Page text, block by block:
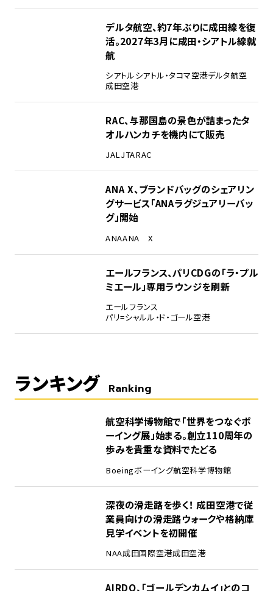
デルタ航空、約7年ぶりに成田線を復
活。2027年3月に成田・シアトル線就
航
シアトルシアトル・タコマ空港デルタ航空
成田空港
RAC、与那国島の景色が詰まったタ
オルハンカチを機内にて販売
JALJTARAC
ANA X、ブランドバッグのシェアリン
グサービス「ANAラグジュアリーバッ
グ」開始
ANAANA X
エールフランス、パリCDGの「ラ・プル
ミエール」専用ラウンジを刷新
エールフランス
パリ=シャルル・ド・ゴール空港
ランキング Ranking
航空科学博物館で「世界をつなぐボ
ーイング展」始まる。創立110周年の
歩みを貴重な資料でたどる
Boeingボーイング航空科学博物館
深夜の滑走路を歩く！ 成田空港で従
業員向けの滑走路ウォークや格納庫
見学イベントを初開催
NAA成田国際空港成田空港
AIRDO、「ゴールデンカムイ」とのコ